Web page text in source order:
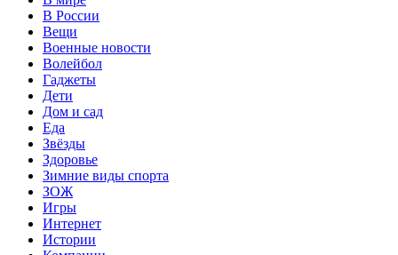
В России
Вещи
Военные новости
Волейбол
Гаджеты
Дети
Дом и сад
Еда
Звёзды
Здоровье
Зимние виды спорта
ЗОЖ
Игры
Интернет
Истории